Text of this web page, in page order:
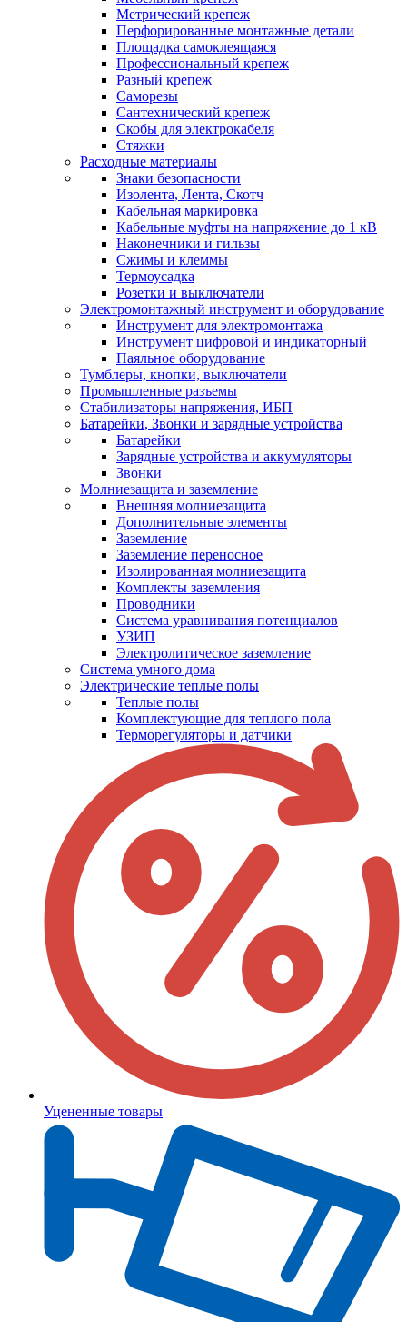
Метрический крепеж
Перфорированные монтажные детали
Площадка самоклеящаяся
Профессиональный крепеж
Разный крепеж
Саморезы
Сантехнический крепеж
Скобы для электрокабеля
Стяжки
Расходные материалы
Знаки безопасности
Изолента, Лента, Скотч
Кабельная маркировка
Кабельные муфты на напряжение до 1 кВ
Наконечники и гильзы
Сжимы и клеммы
Термоусадка
Розетки и выключатели
Электромонтажный инструмент и оборудование
Инструмент для электромонтажа
Инструмент цифровой и индикаторный
Паяльное оборудование
Тумблеры, кнопки, выключатели
Промышленные разъемы
Стабилизаторы напряжения, ИБП
Батарейки, Звонки и зарядные устройства
Батарейки
Зарядные устройства и аккумуляторы
Звонки
Молниезащита и заземление
Внешняя молниезащита
Дополнительные элементы
Заземление
Заземление переносное
Изолированная молниезащита
Комплекты заземления
Проводники
Система уравнивания потенциалов
УЗИП
Электролитическое заземление
Система умного дома
Электрические теплые полы
Теплые полы
Комплектующие для теплого пола
Терморегуляторы и датчики
Уцененные товары